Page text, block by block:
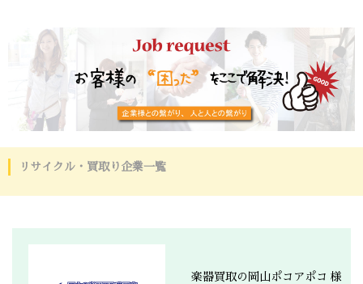
リサイクル・買取り企業一覧
楽器買取の岡山ポコアポコ 様